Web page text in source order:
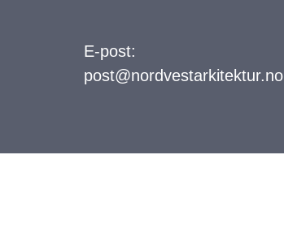
E-post:
post@nordvestarkitektur.no